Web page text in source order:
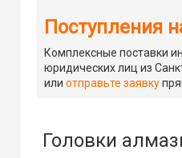
Поступления
Комплексные поставки
юридических лиц из
илиотправьте заявку
Головки